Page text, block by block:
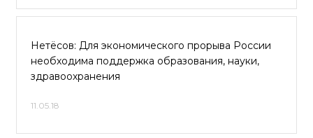
Нетёсов: Для экономического прорыва России
необходима поддержка образования, науки,
здравоохранения
11.05.18